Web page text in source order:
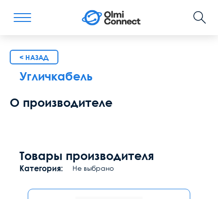
< НАЗАД
Угличкабель
О производителе
Товары производителя
Категория: Не выбрано